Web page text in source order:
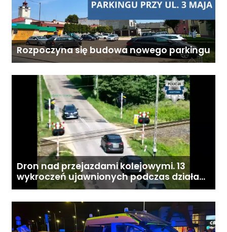
Rozpoczyna się budowa nowego parkingu
Dron nad przejazdami kolejowymi. 13
wykroczeń ujawnionych podczas działań
„Bezpieczny przejazd kolejowy”